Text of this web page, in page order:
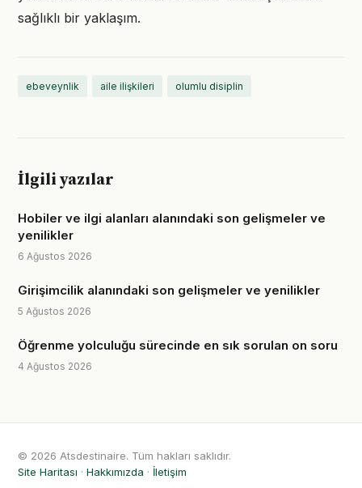
sağlıklı bir yaklaşım.
ebeveynlik aile ilişkileri olumlu disiplin
İlgili yazılar
Hobiler ve ilgi alanları alanındaki son gelişmeler ve
yenilikler
6 Ağustos 2026
Girişimcilik alanındaki son gelişmeler ve yenilikler
5 Ağustos 2026
Öğrenme yolculuğu sürecinde en sık sorulan on soru
4 Ağustos 2026
© 2026 Atsdestinaire. Tüm hakları saklıdır.
Site Haritası · Hakkımızda · İletişim